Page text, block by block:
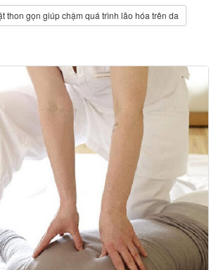
thon gọn giúp chậm quá trình lão hóa trên da